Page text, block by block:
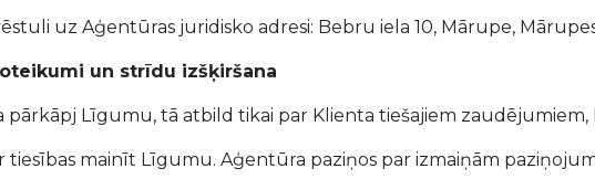
uz Aģentūras juridisko adresi: Bebru iela 10, Mārupe, Mārupes
un strīdu izšķiršana
pārkāpj Līgumu, tā atbild tikai par Klienta tiešajiem
tiesības mainīt Līgumu. Aģentūra paziņos par izmaiņām